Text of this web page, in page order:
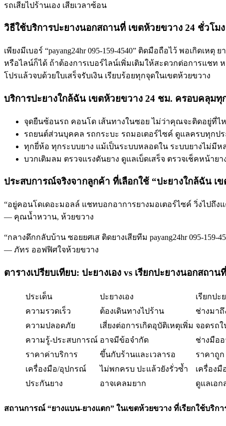
รถเสียไปร้านเอง เสียเวลาซ้อน
วิธีใช้บริการปะยางนอกสถานที่ เขตห้วยขวาง 24 ชั่วโม
เพียงมีเบอร์ “payang24hr 095-159-4540” ติดมือถือไว้ พอเกิด
หรือไลน์ก็ได้ ถ้าต้องการเบอร์ไลน์เพิ่มเติมให้สะดวกต่อการแชท
โปรแล้วจบด้วยใบเสร็จรับเงิน เรียบร้อยทุกจุดในเขตห้วยขวาง
บริการปะยางใกล้ฉัน เขตห้วยขวาง 24 ชม. ครอบคลุมทุ
จุดยืนซ้อนรถ คอนโด เส้นทางในซอย ไม่ว่าคุณจะติดอยู่ที่ไ
รถยนต์ส่วนบุคคล รถกระบะ รถมอเตอร์ไซค์ ดูแลครบทุกปร
ทุกยี่ห้อ ทุกระบบยาง แม้เป็นระบบหลอดใน ระบบยางไม่มี
บวกเติมลม ตรวจแรงดันยาง ดูแลเบ็ดเสร็จ ตรวจเช็คหน้าย
ประสบการณ์จริงจากลูกค้า ที่เลือกใช้ “ปะยางใกล้ฉัน เ
“อยู่คอนโดเดอะมอลล์ แชทบอกอาการยางมอเตอร์ไซค์ วิ่งไปถึง
— คุณน้ำหวาน, ห้วยขวาง
“กลางดึกกลับบ้าน ซอยยศเส ติดยางเสียทีม payang24hr 095-
— ภัทร ออฟฟิศใจห้วยขวาง
ตารางเปรียบเทียบ: ปะยางเอง vs เรียกปะยางนอกสถาน
ประเด็น ปะยางเอง
เรียกปะ
ความรวดเร็ว
ต้องเดินทางไปร้าน
ช่างมาถึ
ความปลอดภัย
เสี่ยงต่อการเกิดอุบัติเหตุเพิ่ม จอดรถ
ความรู้-ประสบการณ์ อาจมีข้อจำกัด
ช่างมือ
ราคาค่าบริการ
ขึ้นกับร้านและเวลารอ
ราคาถู
เครื่องมือ/อุปกรณ์
ไม่พกครบ ปะแล้วยังรั่วซ้ำ
เครื่องมื
ประกันยาง
อาจเคลมยาก ดูแลเอ
สถานการณ์ “ยางแบน-ยางแตก” ในเขตห้วยขวาง ที่เรียกใช้บริก